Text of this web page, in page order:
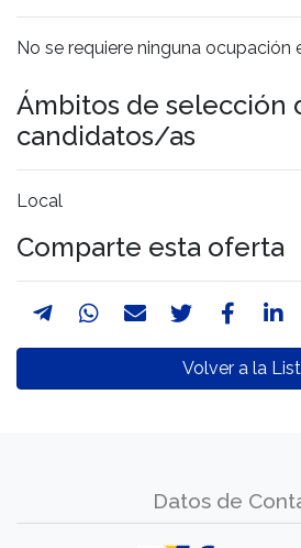
No se requiere ninguna ocupación
Ámbitos de selección
candidatos/as
Local
Comparte esta oferta
Volver a la
Datos de